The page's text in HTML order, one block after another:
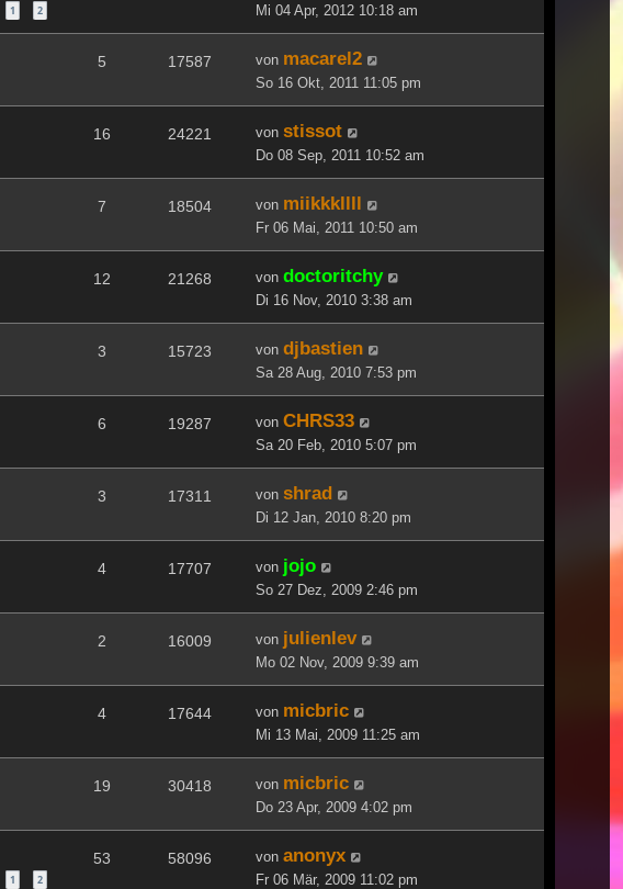
1 2 Mi 04 Apr, 2012 10:18 am
5 17587 von macarel2
So 16 Okt, 2011 11:05 pm
16 24221 von stissot
Do 08 Sep, 2011 10:52 am
7 18504 von miikkkllll
Fr 06 Mai, 2011 10:50 am
12 21268 von doctoritchy
Di 16 Nov, 2010 3:38 am
3 15723 von djbastien
Sa 28 Aug, 2010 7:53 pm
6 19287 von CHRS33
Sa 20 Feb, 2010 5:07 pm
3 17311 von shrad
Di 12 Jan, 2010 8:20 pm
4 17707 von jojo
So 27 Dez, 2009 2:46 pm
2 16009 von julienlev
Mo 02 Nov, 2009 9:39 am
4 17644 von micbric
Mi 13 Mai, 2009 11:25 am
19 30418 von micbric
Do 23 Apr, 2009 4:02 pm
1 2
53 58096 von anonyx
Fr 06 Mär, 2009 11:02 pm